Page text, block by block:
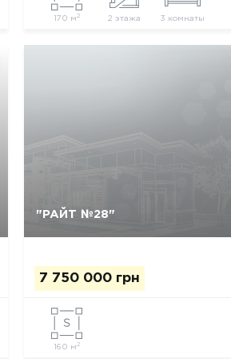
170 м2 2 этажа 3 комнаты
"РАЙТ №28"
7 750 000 грн
160 м2